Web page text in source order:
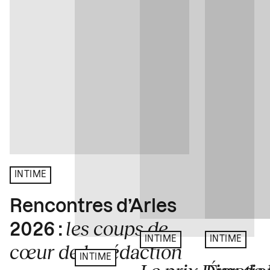
INTIME
Rencontres d’Arles
2026 : les coups de
cœur de la rédaction
INTIME
INTIME INTIME